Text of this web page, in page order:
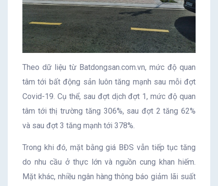
Theo dữ liệu từ Batdongsan.com.vn, mức độ quan
tâm tới bất động sản luôn tăng mạnh sau mỗi đợt
Covid-19. Cụ thể, sau đợt dịch đợt 1, mức độ quan
tâm tới thị trường tăng 306%, sau đợt 2 tăng 62%
và sau đợt 3 tăng mạnh tới 378%.
Trong khi đó, mặt bằng giá BĐS vẫn tiếp tục tăng
do nhu cầu ở thực lớn và nguồn cung khan hiếm.
Mặt khác, nhiều ngân hàng thông báo giảm lãi suất